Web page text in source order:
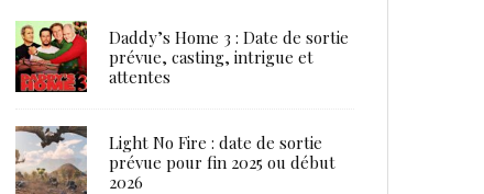
Daddy’s Home 3 : Date de sortie
prévue, casting, intrigue et
attentes
Light No Fire : date de sortie
prévue pour fin 2025 ou début
2026